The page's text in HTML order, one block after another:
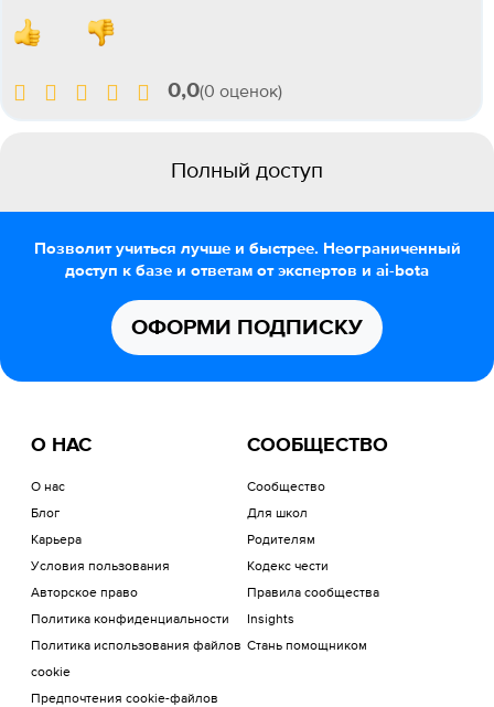
0,0(0 оценок)
Полный доступ
Позволит учиться лучше и быстрее. Неограниченный
доступ к базе и ответам от экспертов и ai-bota
ОФОРМИ ПОДПИСКУ
О НАС
О нас
Блог
Карьера
Условия пользования
Авторское право
Политика конфиденциальности
Политика использования файлов
cookie
Предпочтения cookie-файлов
СООБЩЕСТВО
Сообщество
Для школ
Родителям
Кодекс чести
Правила сообщества
Insights
Стань помощником